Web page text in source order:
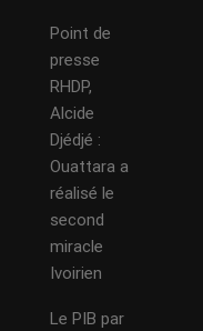
Point de
presse
RHDP,
Alcide
Djédjé :
Ouattara a
réalisé le
second
miracle
Ivoirien
Le PIB par